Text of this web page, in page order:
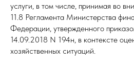
услуги, в том числе, принимая во
11.8 Регламента Министерства
Федерации, утвержденного
14.09.2018 N 194н, в контексте
хозяйственных ситуаций.